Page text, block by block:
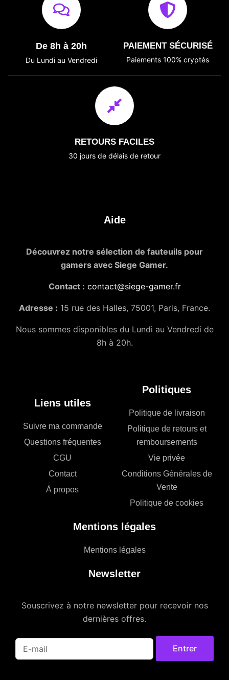
De 8h à 20h
Du Lundi au Vendredi
PAIEMENT SÉCURISÉ
Paiements 100% cryptés
RETOURS FACILES
30 jours de délais de retour
Aide
Découvrez notre sélection de fauteuils pour
gamers avec Siege Gamer.
Contact : contact@siege-gamer.fr
Adresse : 15 rue des Halles, 75001, Paris, France.
Nous sommes disponibles du Lundi au Vendredi de
8h à 20h.
Liens utiles
Suivre ma commande
Questions fréquentes
CGU
Contact
À propos
Politiques
Politique de livraison
Politique de retours et
remboursements
Vie privée
Conditions Générales de
Vente
Politique de cookies
Mentions légales
Mentions légales
Newsletter
Souscrivez à notre newsletter pour recevoir nos
dernières offres.
Entrer